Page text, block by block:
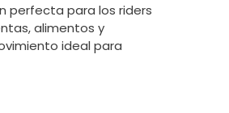
perfecta para los riders
alimentos y
ideal para